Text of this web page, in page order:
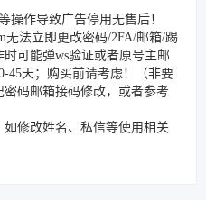
操作导致广告停用无售后！
无法立即更改密码/2FA/邮箱/踢
可能弹ws验证或者原号主邮
45天；购买前请考虑！（非要
码邮箱接码修改，或者参考
修改姓名、私信等使用相关